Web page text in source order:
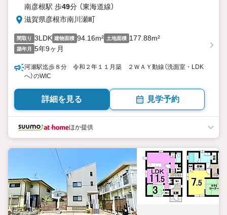
南彦根駅 歩49分 （東海道線）
滋賀県彦根市南川瀬町
間取り 3LDK 建物面積 94.16m² 土地面積 177.88m²
築年月 5年9ヶ月
河瀬駅迄歩８分 令和２年１１月築 ２ＷＡＹ動線（洗面室・LDK
へ）のWIC
詳細を見る 見学予約
ほか提供